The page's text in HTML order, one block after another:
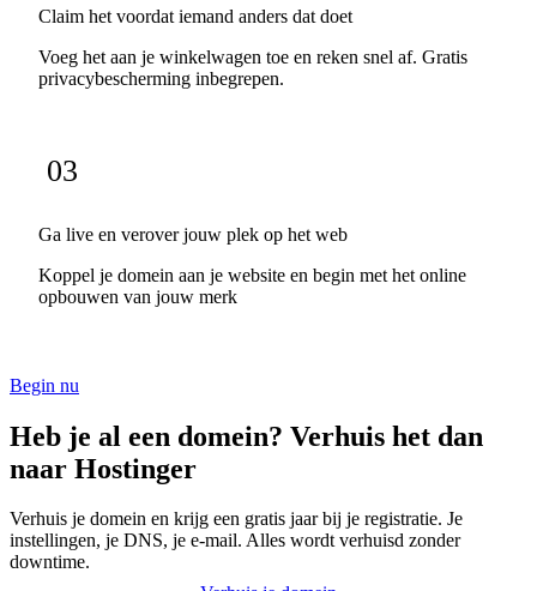
Claim het voordat iemand anders dat doet
Voeg het aan je winkelwagen toe en reken snel af. Gratis
privacybescherming inbegrepen.
03
Ga live en verover jouw plek op het web
Koppel je domein aan je website en begin met het online
opbouwen van jouw merk
Begin nu
Heb je al een domein? Verhuis het dan
naar Hostinger
Verhuis je domein en krijg een gratis jaar bij je registratie. Je
instellingen, je DNS, je e-mail. Alles wordt verhuisd zonder
downtime.